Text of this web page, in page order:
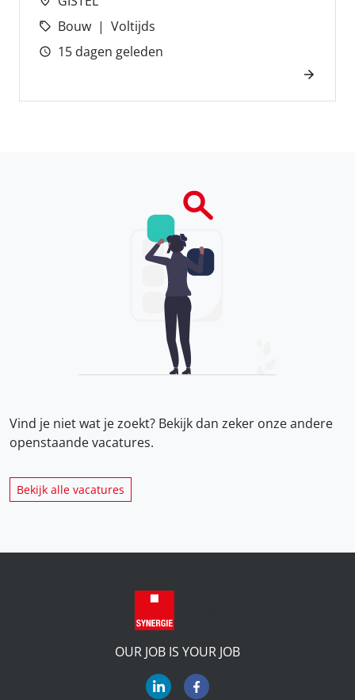
Bouw
Voltijds
15 dagen geleden
Vind je niet wat je zoekt? Bekijk dan zeker onzeandere
openstaande vacatures.
Bekijk alle vacatures
OUR JOB IS YOUR JOB